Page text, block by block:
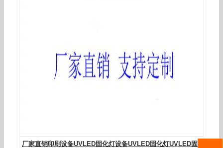
厂家直销印刷设备UVLED固化灯设备UVLED固化灯UVLED固